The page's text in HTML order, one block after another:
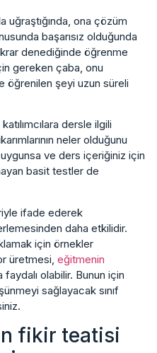
uğraştığında, ona çözüm
başarısız olduğunda
denediğinde öğrenme
gereken çaba, onu
şeyi uzun süreli
dersle ilgili
neler olduğunu
uygunsa ve ders içeriğiniz için
basit testler de
ifade ederek
daha etkilidir.
için örnekler
üretmesi, eğitmenin
olabilir. Bunun için
sağlayacak sınıf
fikir teatisi